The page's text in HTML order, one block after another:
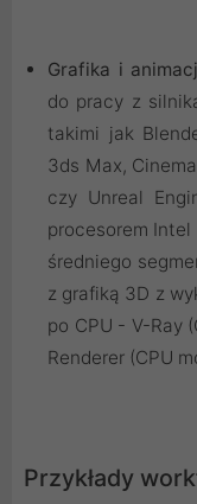
Grafika i
do pracy z
takimi jak
3ds Max,
czy Unreal
procesorem
średniego
z grafiką 3D z
po CPU - V-Ray
Renderer (CPU
Przykłady